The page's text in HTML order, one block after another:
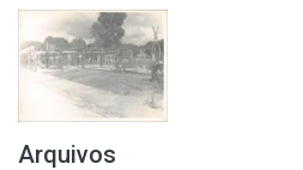
Arquivos